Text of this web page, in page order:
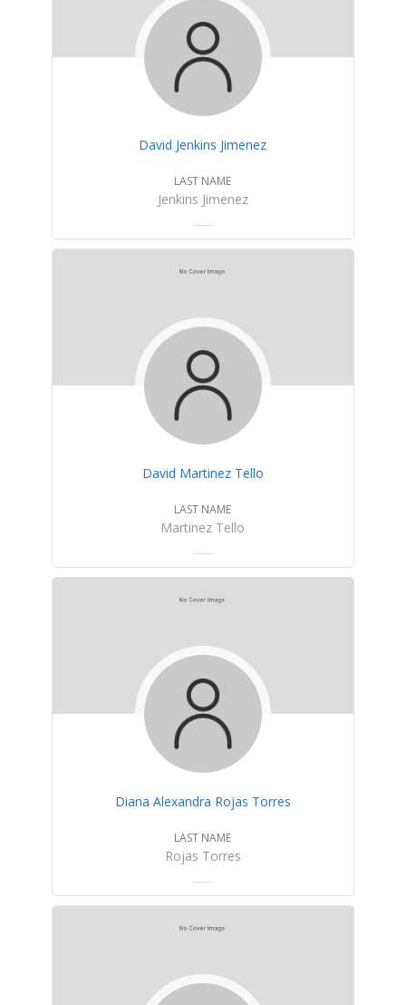
David Jenkins Jimenez
LAST NAME
Jenkins Jimenez
David Martinez Tello
LAST NAME
Martinez Tello
Diana Alexandra Rojas Torres
LAST NAME
Rojas Torres